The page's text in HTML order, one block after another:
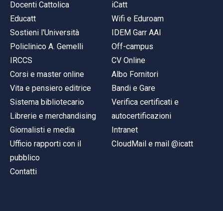
Docenti Cattolica
Educatt
Sostieni l'Università
Policlinico A. Gemelli
IRCCS
Corsi e master online
Vita e pensiero editrice
Sistema bibliotecario
Librerie e merchandising
Giornalisti e media
Ufficio rapporti con il
pubblico
Contatti
iCatt
Wifi e Eduroam
IDEM Garr AAI
Off-campus
CV Online
Albo Fornitori
Bandi e Gare
Verifica certificati e
autocertificazioni
Intranet
CloudMail e mail @icatt